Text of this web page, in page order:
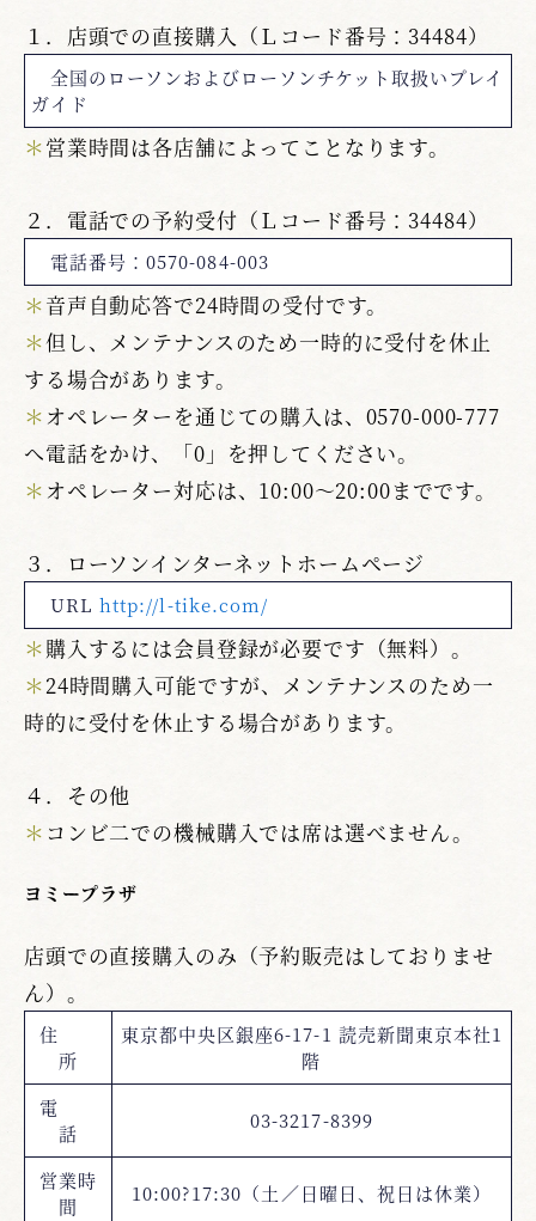
１．店頭での直接購入（Ｌコード番号：34484）
全国のローソンおよびローソンチケット取扱いプレイ
ガイド
＊営業時間は各店舗によってことなります。
２．電話での予約受付（Ｌコード番号：34484）
電話番号：0570-084-003
＊音声自動応答で24時間の受付です。
＊但し、メンテナンスのため一時的に受付を休止
する場合があります。
＊オペレーターを通じての購入は、0570-000-777
へ電話をかけ、「0」を押してください。
＊オペレーター対応は、10:00～20:00までです。
３．ローソンインターネットホームページ
URLhttp://l-tike.com/
＊購入するには会員登録が必要です（無料）。
＊24時間購入可能ですが、メンテナンスのため一
時的に受付を休止する場合があります。
４．その他
＊ コンビ二での機械購入では席は選べません。
ヨミープラザ
店頭での直接購入のみ（予約販売はしておりませ
ん）。
住
所
東京都中央区銀座6-17-1 読売新聞東京本社1
階
電
話
03-3217-8399
営業時
間
10:00?17:30（土／日曜日、祝日は休業）